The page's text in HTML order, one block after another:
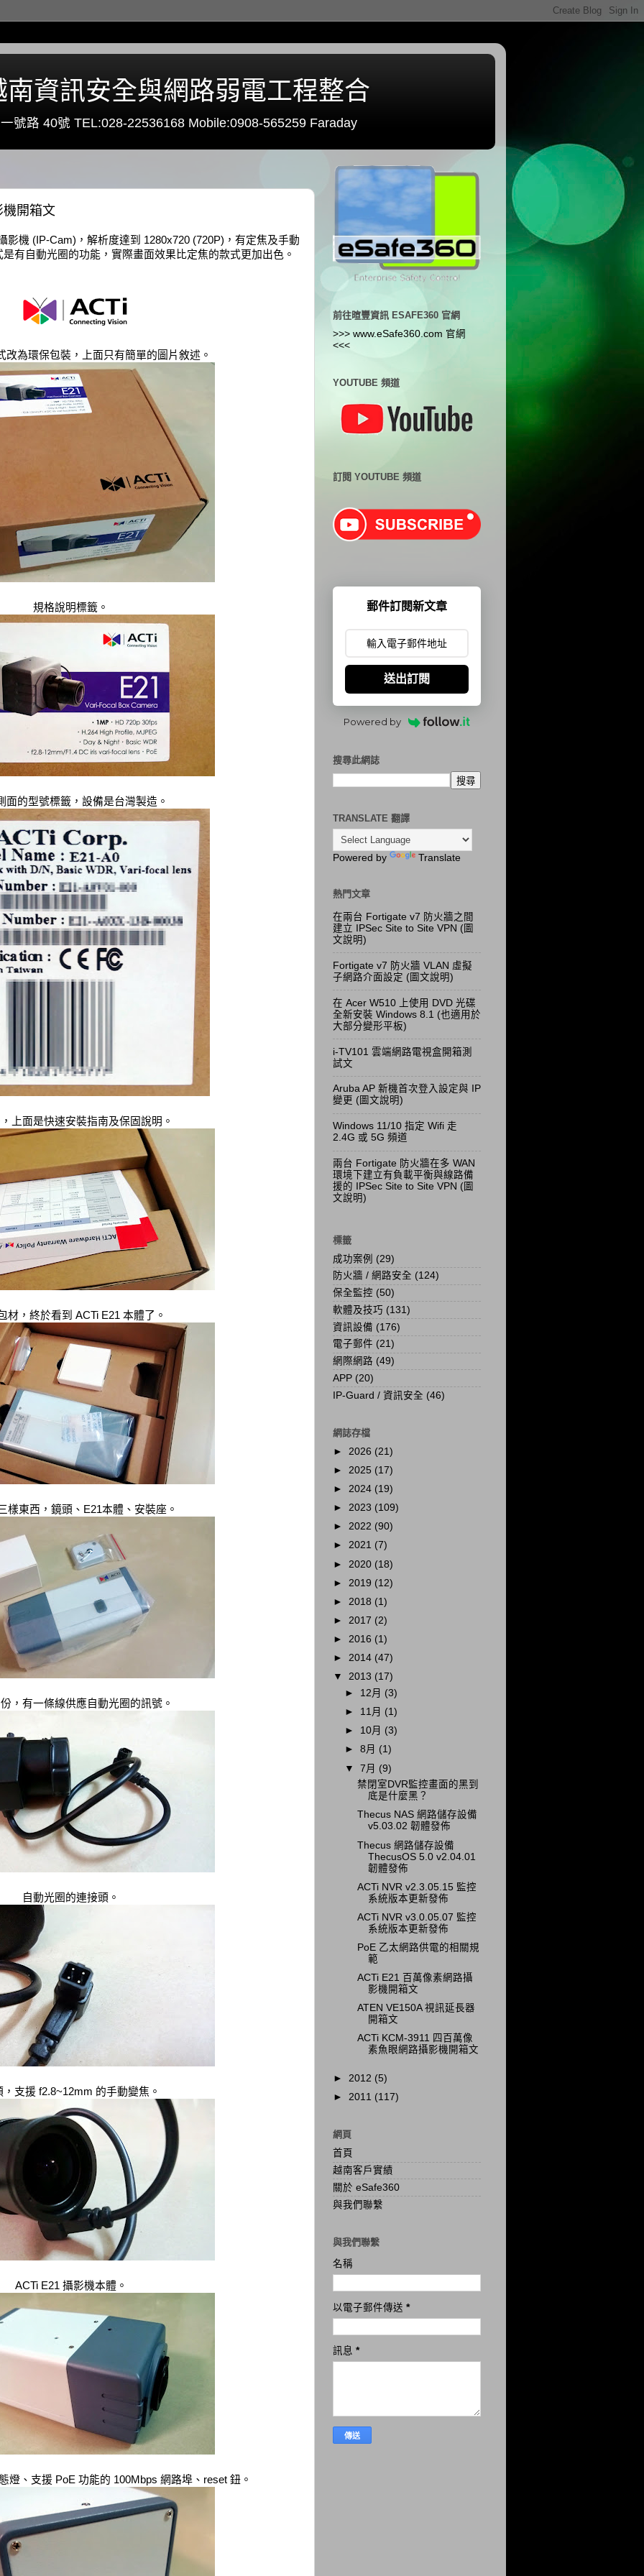
資訊安全與網路弱電工程整合
號路 40號 TEL:028-22536168 Mobile:0908-565259 Faraday
機開箱文
影機 (IP-Cam)，解析度達到 1280x720 (720P)，有定焦及手動
有自動光圈的功能，實際畫面效果比定焦的款式更加出色。
改為環保包裝，上面只有簡單的圖片敘述。
規格說明標籤。
面的型號標籤，設備是台灣製造。
上面是快速安裝指南及保固說明。
材，終於看到 ACTi E21 本體了。
樣東西，鏡頭、E21本體、安裝座。
，有一條線供應自動光圈的訊號。
自動光圈的連接頭。
，支援 f2.8~12mm 的手動變焦。
ACTi E21 攝影機本體。
燈、支援 PoE 功能的 100Mbps 網路埠、reset 鈕。
前往暄豐資訊 ESAFE360 官網
>>> www.eSafe360.com 官網
<<<
YOUTUBE 頻道
訂閱 YOUTUBE 頻道
郵件訂閱新文章
送出訂閱
Powered by
搜尋此網誌
TRANSLATE 翻譯
Powered by Translate
熱門文章
在兩台 Fortigate v7 防火牆之間
建立 IPSec Site to Site VPN (圖
文說明)
Fortigate v7 防火牆 VLAN 虛擬
子網路介面設定 (圖文說明)
在 Acer W510 上使用 DVD 光碟
全新安裝 Windows 8.1 (也適用於
大部分變形平板)
i-TV101 雲端網路電視盒開箱測
試文
Aruba AP 新機首次登入設定與 IP
變更 (圖文說明)
Windows 11/10 指定 Wifi 走
2.4G 或 5G 頻道
兩台 Fortigate 防火牆在多 WAN
環境下建立有負載平衡與線路備
援的 IPSec Site to Site VPN (圖
文說明)
標籤
成功案例 (29)
防火牆 / 網路安全 (124)
保全監控 (50)
軟體及技巧 (131)
資訊設備 (176)
電子郵件 (21)
網際網路 (49)
APP (20)
IP-Guard / 資訊安全 (46)
網誌存檔
► 2026 (21)
► 2025 (17)
► 2024 (19)
► 2023 (109)
► 2022 (90)
► 2021 (7)
► 2020 (18)
► 2019 (12)
► 2018 (1)
► 2017 (2)
► 2016 (1)
► 2014 (47)
▼ 2013 (17)
► 12月 (3)
► 11月 (1)
► 10月 (3)
►8月 (1)
▼7月 (9)
禁閉室DVR監控畫面的黑到
底是什麼黑？
Thecus NAS 網路儲存設備
v5.03.02 韌體發佈
Thecus 網路儲存設備
ThecusOS 5.0 v2.04.01
韌體發佈
ACTi NVR v2.3.05.15 監控
系統版本更新發佈
ACTi NVR v3.0.05.07 監控
系統版本更新發佈
PoE 乙太網路供電的相關規
範
ACTi E21 百萬像素網路攝
影機開箱文
ATEN VE150A 視訊延長器
開箱文
ACTi KCM-3911 四百萬像
素魚眼網路攝影機開箱文
► 2012 (5)
► 2011 (117)
網頁
首頁
越南客戶實績
關於 eSafe360
與我們聯繫
與我們聯繫
名稱
以電子郵件傳送 *
訊息 *